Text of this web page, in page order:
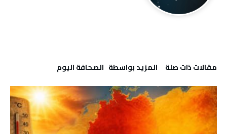
‫مقالات ذات صلة‬ ‫‫المزيد بواسطة‬ ‬ ‭ ‬الصحافة‭ ‬اليوم